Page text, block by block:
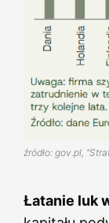
źródło: gov.pl,
Łatanie luk